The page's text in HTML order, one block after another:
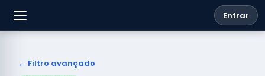
Entrar
← Filtro avançado